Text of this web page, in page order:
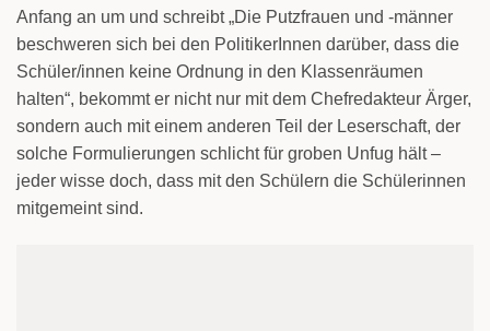
Anfang an um und schreibt „Die Putzfrauen und -männer
beschweren sich bei den PolitikerInnen darüber, dass die
Schüler/innen keine Ordnung in den Klassenräumen
halten“, bekommt er nicht nur mit dem Chefredakteur Ärger,
sondern auch mit einem anderen Teil der Leserschaft, der
solche Formulierungen schlicht für groben Unfug hält –
jeder wisse doch, dass mit den Schülern die Schülerinnen
mitgemeint sind.